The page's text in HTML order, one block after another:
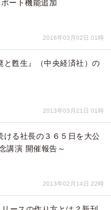
ート機能追加
2016年03月02日 01時
甦生』（中央経済社）の
2013年03月21日 01時
ける社長の３６５日を大公
講演 開催報告～
2013年02月14日 22時